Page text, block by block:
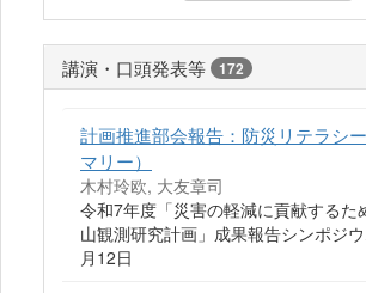
講演・口頭発表等 172
計画推進部会報告：防災リテラシ
マリー）
木村玲欧, 大友章司
令和7年度「災害の軽減に貢献するた
山観測研究計画」成果報告シンポジ
月12日